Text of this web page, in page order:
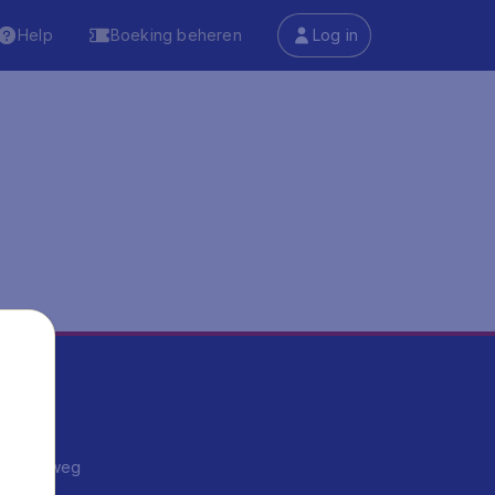
Help Boeking beheren Log in
weg